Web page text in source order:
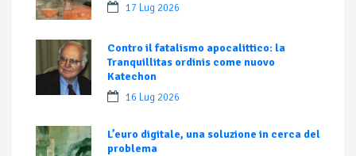
17 Lug 2026
Contro il fatalismo apocalittico: la
Tranquillitas ordinis come nuovo
Katechon
16 Lug 2026
L’euro digitale, una soluzione in cerca del
problema